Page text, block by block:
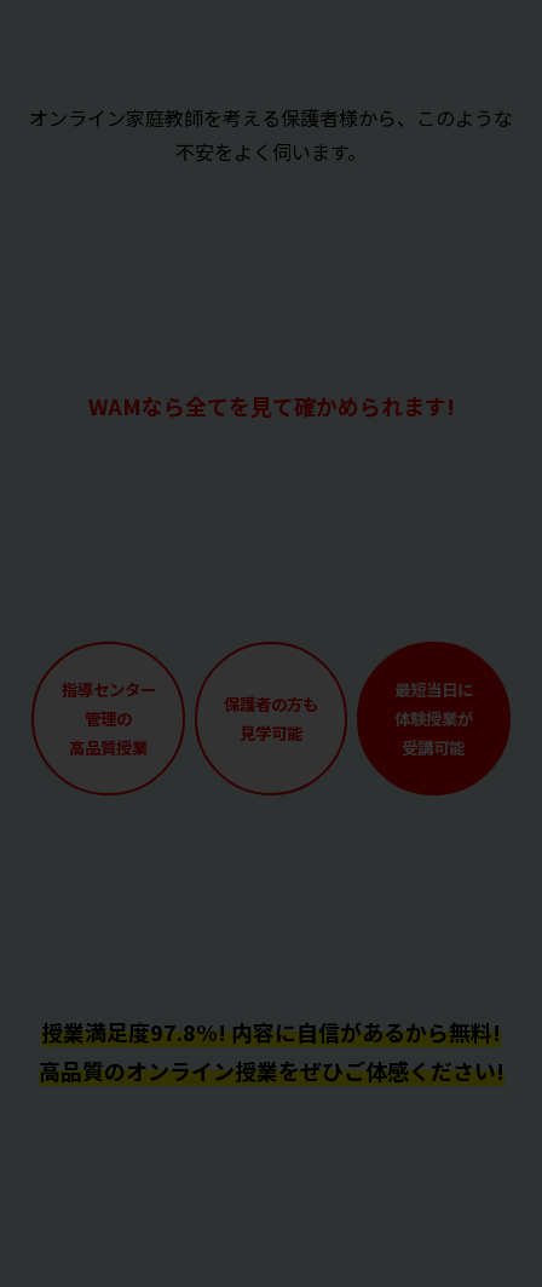
オンライン家庭教師を考える保護者様から、このような
不安をよく伺います。
WAMなら全てを見て確かめられます!
指導センター
管理の
高品質授業
保護者の方も
見学可能
最短当日に
体験授業が
受講可能
授業満足度97.8%! 内容に自信があるから無料!
高品質のオンライン授業をぜひご体感ください!